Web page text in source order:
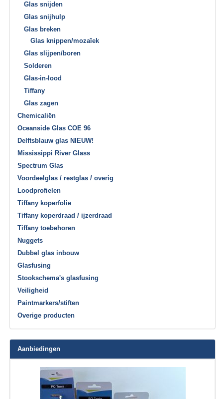
Glas snijden
Glas snijhulp
Glas breken
Glas knippen/mozaïek
Glas slijpen/boren
Solderen
Glas-in-lood
Tiffany
Glas zagen
Chemicaliën
Oceanside Glas COE 96
Delftsblauw glas NIEUW!
Mississippi River Glass
Spectrum Glas
Voordeelglas / restglas / overig
Loodprofielen
Tiffany koperfolie
Tiffany koperdraad / ijzerdraad
Tiffany toebehoren
Nuggets
Dubbel glas inbouw
Glasfusing
Stookschema's glasfusing
Veiligheid
Paintmarkers/stiften
Overige producten
Aanbiedingen